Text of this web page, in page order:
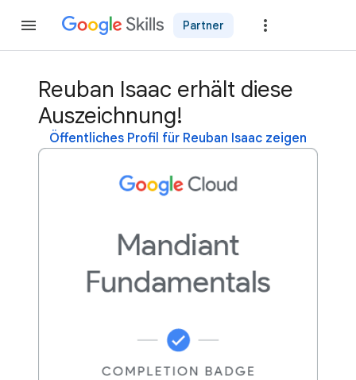
Partner
Reuban Isaac erhält diese
Auszeichnung!
Öffentliches Profil für Reuban Isaac zeigen